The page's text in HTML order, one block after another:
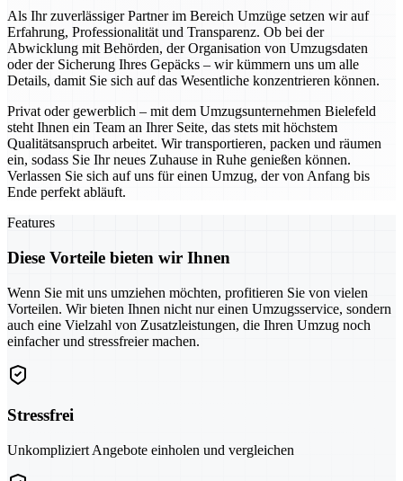
Als Ihr zuverlässiger Partner im Bereich Umzüge setzen wir auf
Erfahrung, Professionalität und Transparenz. Ob bei der
Abwicklung mit Behörden, der Organisation von Umzugsdaten
oder der Sicherung Ihres Gepäcks – wir kümmern uns um alle
Details, damit Sie sich auf das Wesentliche konzentrieren können.
Privat oder gewerblich – mit dem Umzugsunternehmen Bielefeld
steht Ihnen ein Team an Ihrer Seite, das stets mit höchstem
Qualitätsanspruch arbeitet. Wir transportieren, packen und räumen
ein, sodass Sie Ihr neues Zuhause in Ruhe genießen können.
Verlassen Sie sich auf uns für einen Umzug, der von Anfang bis
Ende perfekt abläuft.
Features
Diese Vorteile bieten wir Ihnen
Wenn Sie mit uns umziehen möchten, profitieren Sie von vielen
Vorteilen. Wir bieten Ihnen nicht nur einen Umzugsservice, sondern
auch eine Vielzahl von Zusatzleistungen, die Ihren Umzug noch
einfacher und stressfreier machen.
Stressfrei
Unkompliziert Angebote einholen und vergleichen